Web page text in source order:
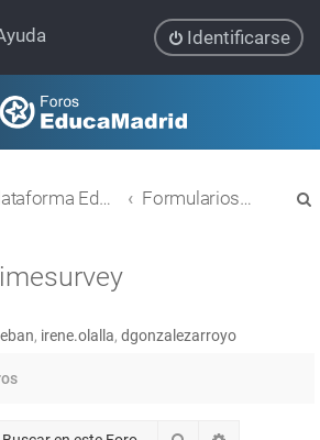
Identificarse
Plataforma Educativa EducaMadrid Formularios Limesurvey
, irene.olalla, dgonzalezarroyo